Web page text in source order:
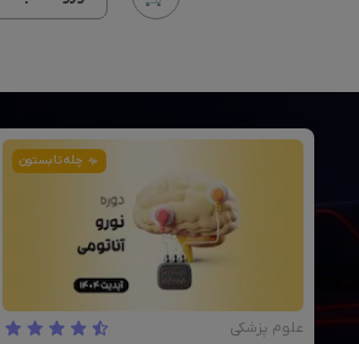
چله تابستون
علوم پزشکی